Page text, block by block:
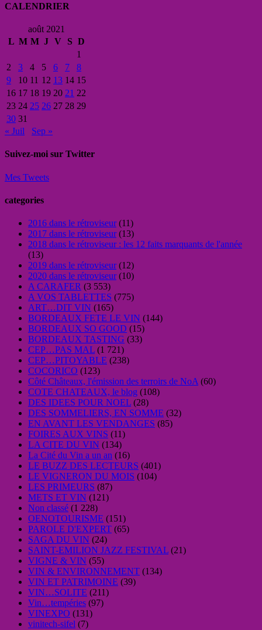
CALENDRIER
août 2021
L M M J V S D
1
2
3 4 5 6 7
8
9
10 11 12 13 14 15
16 17 18 19 20 21 22
23 24 25 26 27 28 29
30 31
« Juil
Sep »
Suivez-moi sur Twitter
Mes Tweets
categories
2016 dans le rétroviseur(11)
2017 dans le rétroviseur(13)
2018 dans le rétroviseur : les 12 faits marquants de l'année
(13)
2019 dans le rétroviseur(12)
2020 dans le rétroviseur(10)
A CARAFER (3 553)
A VOS TABLETTES (775)
ART…DIT VIN (165)
BORDEAUX FETE LE VIN (144)
BORDEAUX SO GOOD (15)
BORDEAUX TASTING (33)
CEP…PAS MAL (1 721)
CEP…PITOYABLE (238)
COCORICO (123)
Côté Châteaux, l'émission des terroirs de NoA (60)
COTE CHATEAUX, le blog (108)
DES IDEES POUR NOEL (28)
DES SOMMELIERS, EN SOMME (32)
EN AVANT LES VENDANGES (85)
FOIRES AUX VINS (11)
LA CITE DU VIN (134)
La Cité du Vin a un an (16)
LE BUZZ DES LECTEURS (401)
LE VIGNERON DU MOIS (104)
LES PRIMEURS (87)
METS ET VIN (121)
Non classé (1 228)
OENOTOURISME (151)
PAROLE D'EXPERT (65)
SAGA DU VIN (24)
SAINT-EMILION JAZZ FESTIVAL (21)
VIGNE & VIN (55)
VIN & ENVIRONNEMENT (134)
VIN ET PATRIMOINE (39)
VIN…SOLITE (211)
Vin…tempéries (97)
VINEXPO (131)
vinitech-sifel (7)